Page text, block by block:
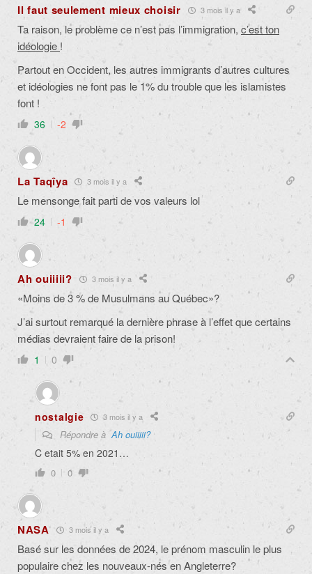
Il faut seulement mieux choisir 3 mois il y a
Ta raison, le problème ce n’est pas l’immigration, c’est ton
idéologie !
Partout en Occident, les autres immigrants d’autres cultures
et idéologies ne font pas le 1% du trouble que les islamistes
font !
36 -2
La Taqîya 3 mois il y a
Le mensonge fait parti de vos valeurs lol
24 -1
Ah ouiiiii? 3 mois il y a
«Moins de 3 % de Musulmans au Québec»?
J’ai surtout remarqué la dernière phrase à l’effet que certains
médias devraient faire de la prison!
1 0
nostalgie 3 mois il y a
Répondre àAh ouiiiii?
C etait 5% en 2021…
0 0
NASA 3 mois il y a
Basé sur les données de 2024, le prénom masculin le plus
populaire chez les nouveaux-nés en Angleterre?